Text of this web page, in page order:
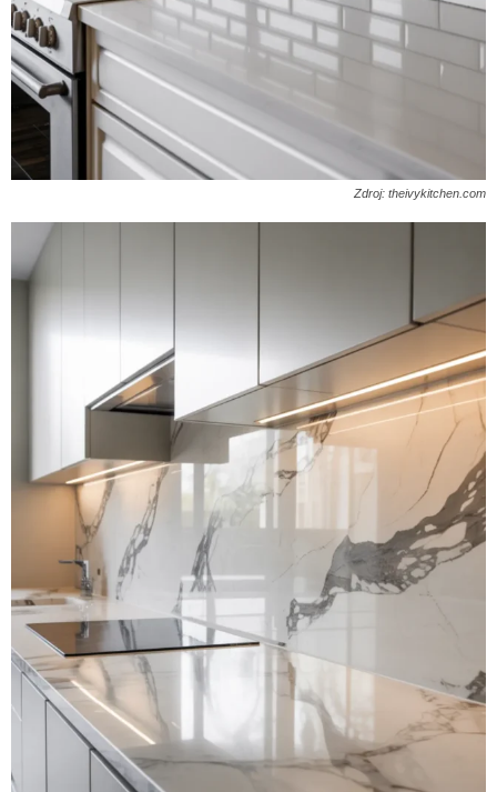
Zdroj: theivykitchen.com